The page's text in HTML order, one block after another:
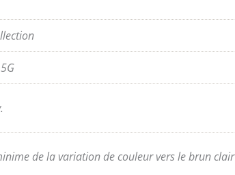
de la variation de couleur vers le brun clair